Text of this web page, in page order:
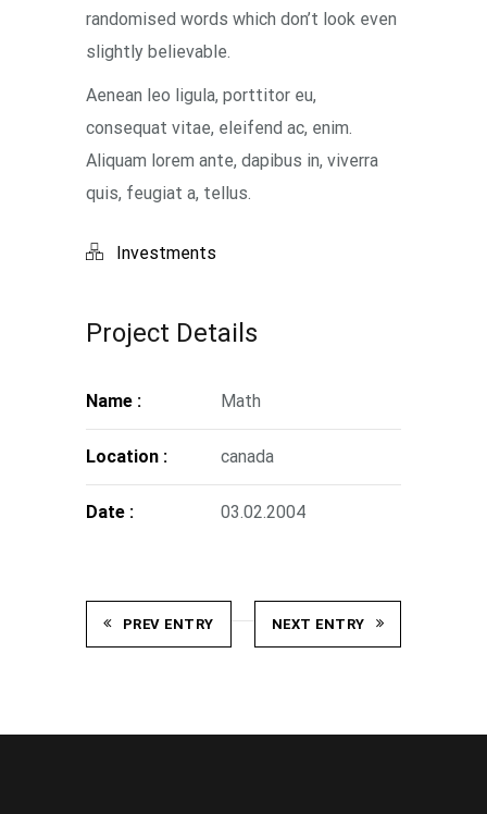
randomised words which don’t look even
slightly believable.
Aenean leo ligula, porttitor eu,
consequat vitae, eleifend ac, enim.
Aliquam lorem ante, dapibus in, viverra
quis, feugiat a, tellus.
Investments
Project Details
Name : Math
Location : canada
Date : 03.02.2004
PREV ENTRY NEXT ENTRY